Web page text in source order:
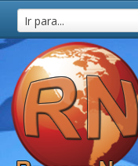
Ir para...